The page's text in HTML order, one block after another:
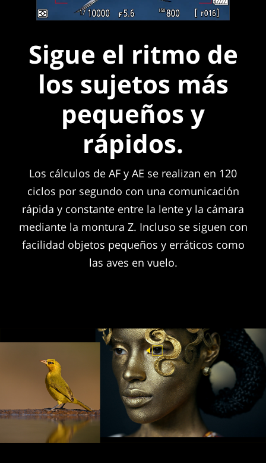
Sigue el ritmo de
los sujetos más
pequeños y
rápidos.
Los cálculos de AF y AE se realizan en 120
ciclos por segundo con una comunicación
rápida y constante entre la lente y la cámara
mediante la montura Z. Incluso se siguen con
facilidad objetos pequeños y erráticos como
las aves en vuelo.